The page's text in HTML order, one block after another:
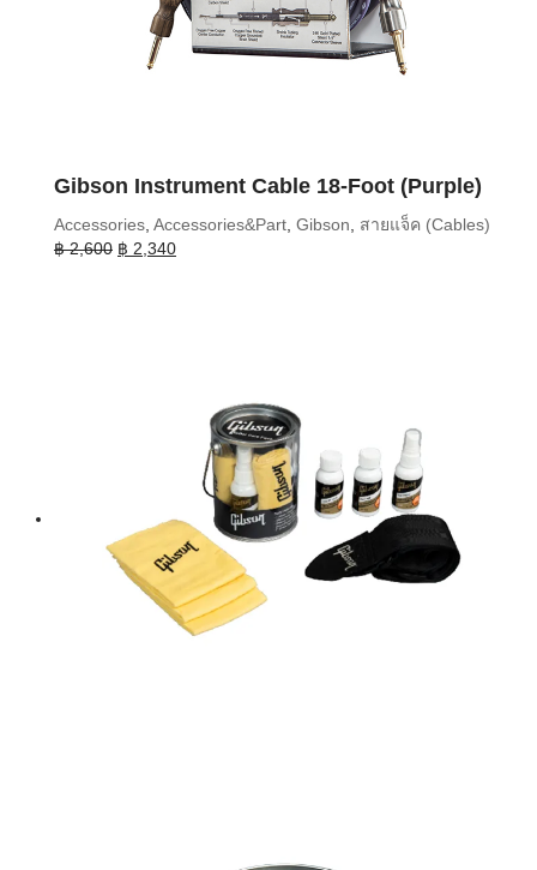
Gibson Instrument Cable 18-Foot (Purple)
Accessories, Accessories&Part, Gibson, สายแจ็ค (Cables)
฿2,600 Original
฿ 2,340Current